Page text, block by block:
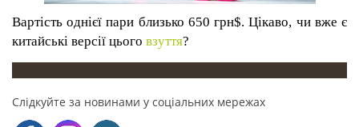
Вартість однієї пари близько 650 грн$. Цікаво, чи вже є
китайські версії цього взуття?
Слідкуйте за новинами у соціальних мережах